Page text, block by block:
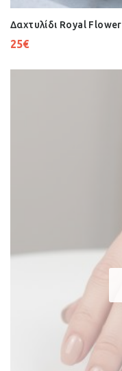
Δαχτυλίδι Royal Flower
25€